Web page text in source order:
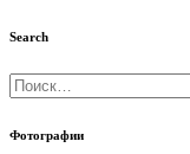
Search
Найти:
Фотографии